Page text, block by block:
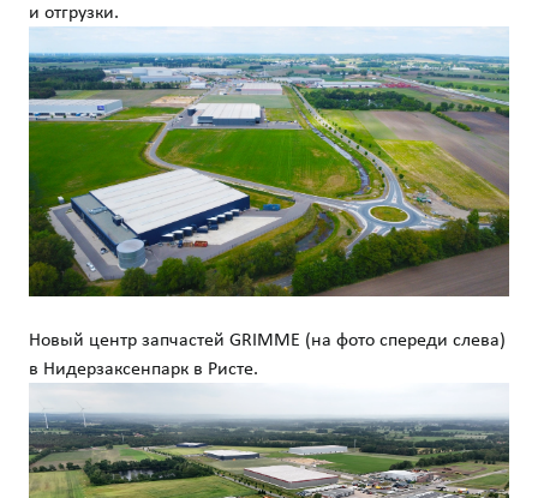
и отгрузки.
Новый центр запчастей GRIMME (на фото спереди слева)
в Нидерзаксенпарк в Ристе.